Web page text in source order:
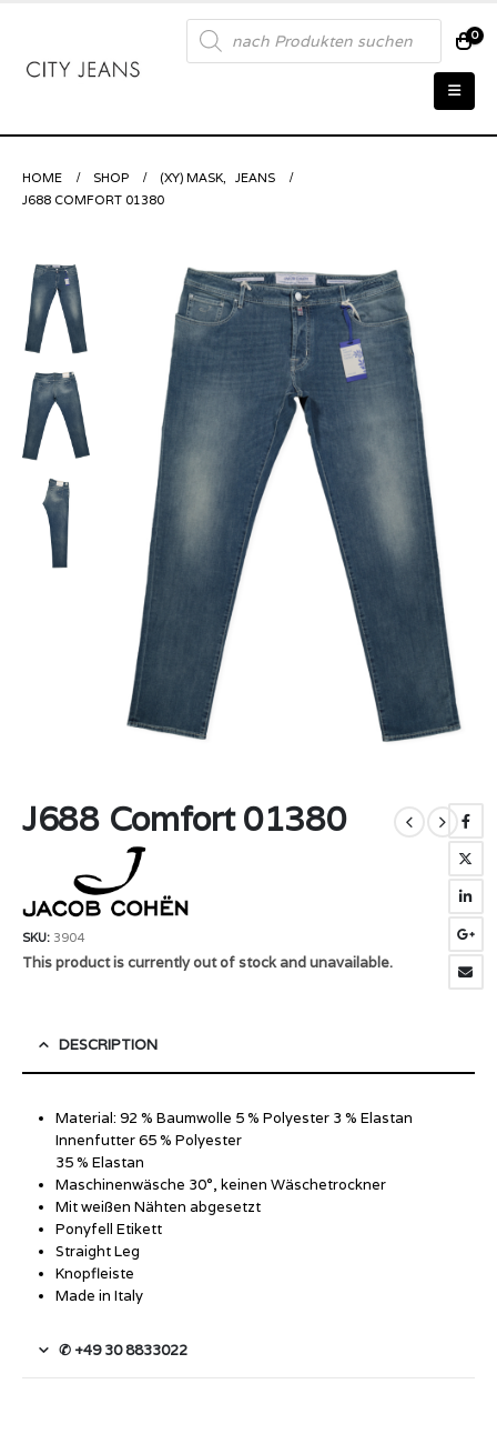
Products
search 0
HOME SHOP (XY) MASK,
JEANS
J688 COMFORT 01380
J688 Comfort 01380
SKU: 3904
This product is currently out of stock and unavailable.
DESCRIPTION
Material: 92 % Baumwolle 5 % Polyester 3 % Elastan
Innenfutter 65 % Polyester
35 % Elastan
Maschinenwäsche 30°, keinen Wäschetrockner
Mit weißen Nähten abgesetzt
Ponyfell Etikett
Straight Leg
Knopfleiste
Made in Italy
✆ +49 30 8833022